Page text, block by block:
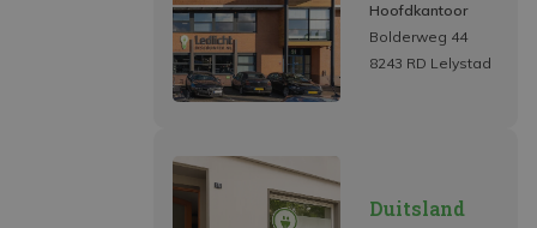
Hoofdkantoor
Bolderweg 44
8243 RD Lelystad
Duitsland